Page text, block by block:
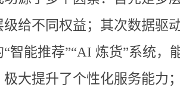
级给不同权益；其次数据驱
智能推荐”“AI 炼货”系统，
极大提升了个性化服务能力